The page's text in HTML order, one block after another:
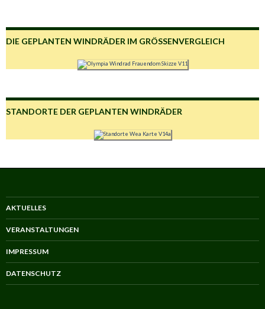
DIE GEPLANTEN WINDRÄDER IM GRÖSSENVERGLEICH
STANDORTE DER GEPLANTEN WINDRÄDER
AKTUELLES
VERANSTALTUNGEN
IMPRESSUM
DATENSCHUTZ